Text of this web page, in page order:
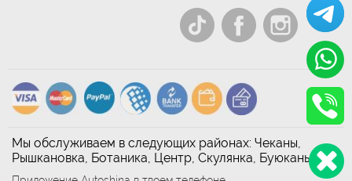
Мы обслуживаем в следующих районах: Чеканы,
Рышкановка, Ботаника, Центр, Скулянка, Буюканы